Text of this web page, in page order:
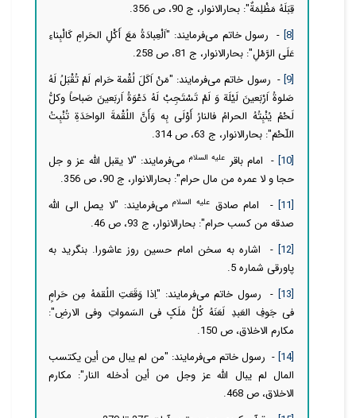
قِبَلَهُ مَظْلِمَةٌ": بحارالانوار، ج 90، ص 356.
[8]
- رسول خاتم می‌فرمایند: "اَلْعِبادَةُ مَعَ أَكْلِ الحَرامِ كَالْبِناءِ
عَلَى الرَّمْلِ": بحارالانوار، ج 81، ص 258.
[9]
- رسول خاتم می‌فرمایند: "مَنْ اَكَلَ لُقْمة حَرام لَمْ تُقْبَلُ لَهُ
صَلوةُ اَرْبَعینَ لَیْلَة وَ لَمْ تَسْتَجِبْ لَهُ دَعْوَةُ اَربَعینَ صَباحاً وكلُّ
لَحْمُ یُنْبِتُهُ الحرامُ فالنارُ أَوْلَى بِه وَأَنَّ اللُقْمَةَ الواحَدَةِ تُنْبِتُ
اللّحْمَ": بحارالانوار، ج 63، ص 314.
[10]
- امام باقر علیه السلاممی‌فرمایند: "لا یقبل الله عز و جل
حجا و لا عمره من مال حرام": بحارالانوار، ج 90، ص 356.
[11]
- امام صادقعلیه السلام می‌فرمایند: "لا یصل الی الله
صدقه من کسب حرام": بحارالانوار، ج 93، ص 46.
[12]
- اشاره به سخن امام حسین روز عاشورا. بنگرید به
پاورقی شماره 5.
[13]
- رسول خاتم می‌فرمایند: "اِذا وَقَعَتِ اللُقمَهُ مِن حَرامٍ
فی جَوفِ العَبدِ لَعَنَهُ کُلُّ مَلَکٍ فی السَمواتِ وفی الارضِ":
مکارم الاخلاق، ص 150.
[14]
- رسول خاتم می‌فرمایند: "من لم یبال من أین یکتسب
المال لم یبال الله عز وجل من أین أدخله النار": مکارم
الاخلاق، ص 468.